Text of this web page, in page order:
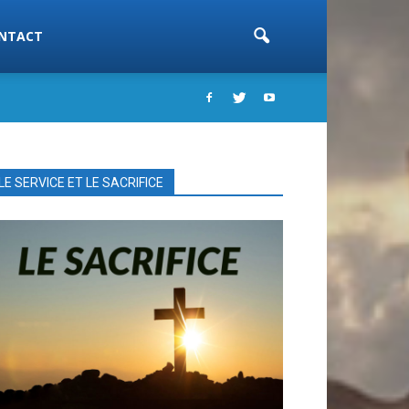
LE SERVICE ET LE SACRIFICE